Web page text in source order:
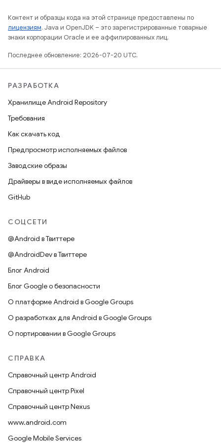
Контент и образцы кода на этой странице предоставлены по
лицензиям. Java и OpenJDK – это зарегистрированные товарные
знаки корпорации Oracle и ее аффилированных лиц.
Последнее обновление: 2026-07-20 UTC.
РАЗРАБОТКА
Хранилище Android Repository
Требования
Как скачать код
Предпросмотр исполняемых файлов
Заводские образы
Драйверы в виде исполняемых файлов
GitHub
СОЦСЕТИ
@Android в Твиттере
@AndroidDev в Твиттере
Блог Android
Блог Google о безопасности
О платформе Android в Google Groups
О разработках для Android в Google Groups
О портировании в Google Groups
СПРАВКА
Справочный центр Android
Справочный центр Pixel
Справочный центр Nexus
www.android.com
Google Mobile Services